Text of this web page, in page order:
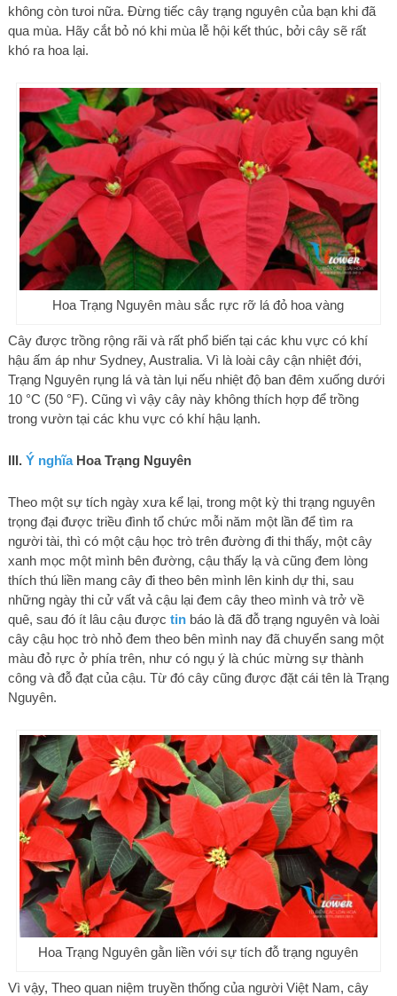
không còn tưoi nữa. Đừng tiếc cây trạng nguyên của bạn khi đã
qua mùa. Hãy cắt bỏ nó khi mùa lễ hội kết thúc, bởi cây sẽ rất
khó ra hoa lại.
Hoa Trạng Nguyên màu sắc rực rỡ lá đỏ hoa vàng
Cây được trồng rộng rãi và rất phổ biến tại các khu vực có khí
hậu ấm áp như Sydney, Australia. Vì là loài cây cận nhiệt đới,
Trạng Nguyên rụng lá và tàn lụi nếu nhiệt độ ban đêm xuống dưới
10 °C (50 °F). Cũng vì vậy cây này không thích hợp để trồng
trong vườn tại các khu vực có khí hậu lạnh.
III. Ý nghĩaHoa Trạng Nguyên
Theo một sự tích ngày xưa kể lại, trong một kỳ thi trạng nguyên
trọng đại được triều đình tổ chức mỗi năm một lần để tìm ra
người tài, thì có một cậu học trò trên đường đi thi thấy, một cây
xanh mọc một mình bên đường, cậu thấy lạ và cũng đem lòng
thích thú liền mang cây đi theo bên mình lên kinh dự thi, sau
những ngày thi cử vất vả cậu lại đem cây theo mình và trở về
quê, sau đó ít lâu cậu được tinbáo là đã đỗ trạng nguyên và loài
cây cậu học trò nhỏ đem theo bên mình nay đã chuyển sang một
màu đỏ rực ở phía trên, như có ngụ ý là chúc mừng sự thành
công và đỗ đạt của cậu. Từ đó cây cũng được đặt cái tên là Trạng
Nguyên.
Hoa Trạng Nguyên gằn liền với sự tích đỗ trạng nguyên
Vì vậy, Theo quan niệm truyền thống của người Việt Nam, cây